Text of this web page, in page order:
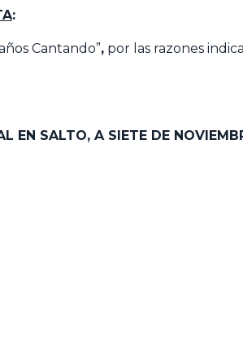
:
Cantando”, por las razones
EN SALTO, A SIETE DE